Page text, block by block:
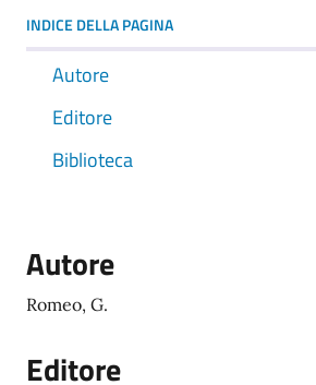
INDICE DELLA PAGINA
Autore
Editore
Biblioteca
Autore
Romeo, G.
Editore